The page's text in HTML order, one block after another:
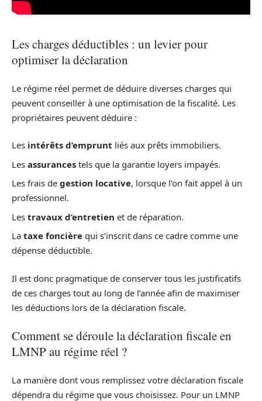
Les charges déductibles : un levier pour
optimiser la déclaration
Le régime réel permet de déduire diverses charges qui
peuvent conseiller à une optimisation de la fiscalité. Les
propriétaires peuvent déduire :
Les intérêts d’emprunt liés aux prêts immobiliers.
Les assurances tels que la garantie loyers impayés.
Les frais de gestion locative, lorsque l’on fait appel à un
professionnel.
Les travaux d’entretien et de réparation.
La taxe foncière qui s’inscrit dans ce cadre comme une
dépense déductible.
Il est donc pragmatique de conserver tous les justificatifs
de ces charges tout au long de l’année afin de maximiser
les déductions lors de la déclaration fiscale.
Comment se déroule la déclaration fiscale en
LMNP au régime réel ?
La manière dont vous remplissez votre déclaration fiscale
dépendra du régime que vous choisissez. Pour un LMNP